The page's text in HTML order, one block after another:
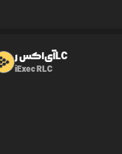
آی‌اکس رLC
iExec RLC